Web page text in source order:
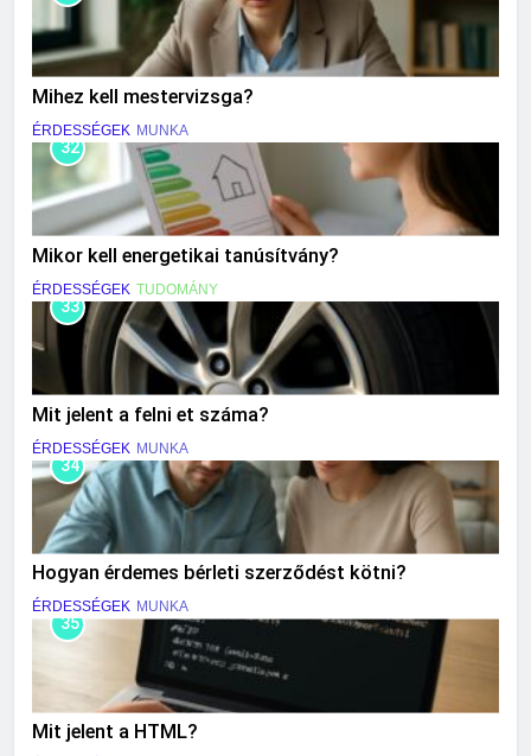
Mihez kell mestervizsga?
ÉRDESSÉGEK MUNKA
32
Mikor kell energetikai tanúsítvány?
ÉRDESSÉGEK TUDOMÁNY
33
Mit jelent a felni et száma?
ÉRDESSÉGEK MUNKA
34
Hogyan érdemes bérleti szerződést kötni?
ÉRDESSÉGEK MUNKA
35
Mit jelent a HTML?